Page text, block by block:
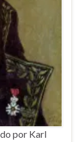
por Karl